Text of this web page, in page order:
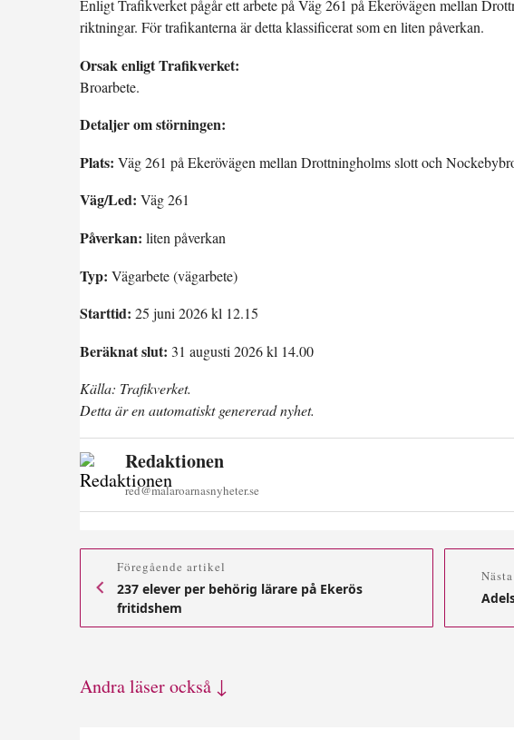
Enligt Trafikverket pågår ett arbete på Väg 261 på Ekerövägen mellan
riktningar. För trafikanterna är detta klassificerat som en liten påverkan.
Orsak enligt Trafikverket:
Broarbete.
Detaljer om störningen:
Plats: Väg 261 på Ekerövägen mellan Drottningholms slott och
Väg/Led: Väg 261
Påverkan: liten påverkan
Typ: Vägarbete (vägarbete)
Starttid: 25 juni 2026 kl 12.15
Beräknat slut: 31 augusti 2026 kl 14.00
Källa: Trafikverket.
Detta är en automatiskt genererad nyhet.
Redaktionen
red@malaroarnasnyheter.se
Föregående artikel
237 elever per behörig lärare på Ekerös
fritidshem
Andra läser också ↓